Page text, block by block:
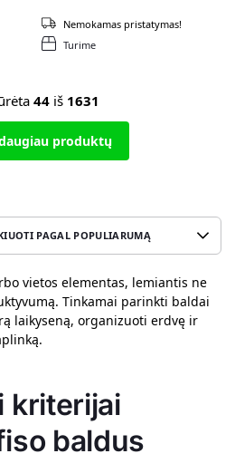
Turime
Nemokamas pristatymas!
44iš 1631
produktų
vietos elementas, lemiantis ne
Tinkamai parinkti baldai
laikyseną, organizuoti erdvę ir
kriterijai
baldus